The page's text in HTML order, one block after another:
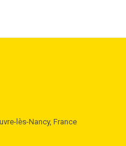
lès-Nancy, France